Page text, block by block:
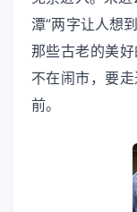
潭”两字让人想
那些古老的美
不在闹市，要
前。